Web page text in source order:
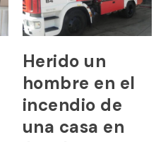
Herido un
hombre en el
incendio de
una casa en